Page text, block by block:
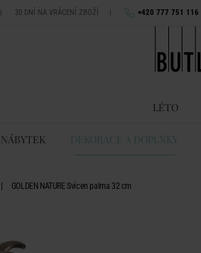
| 30 DNÍ NA VRÁCENÍ ZBOŽÍ | +420 777 751 116
LÉTO
NÁBYTEK DEKORACE A DOPLŇKY
GOLDEN NATURE Svícen palma 32 cm